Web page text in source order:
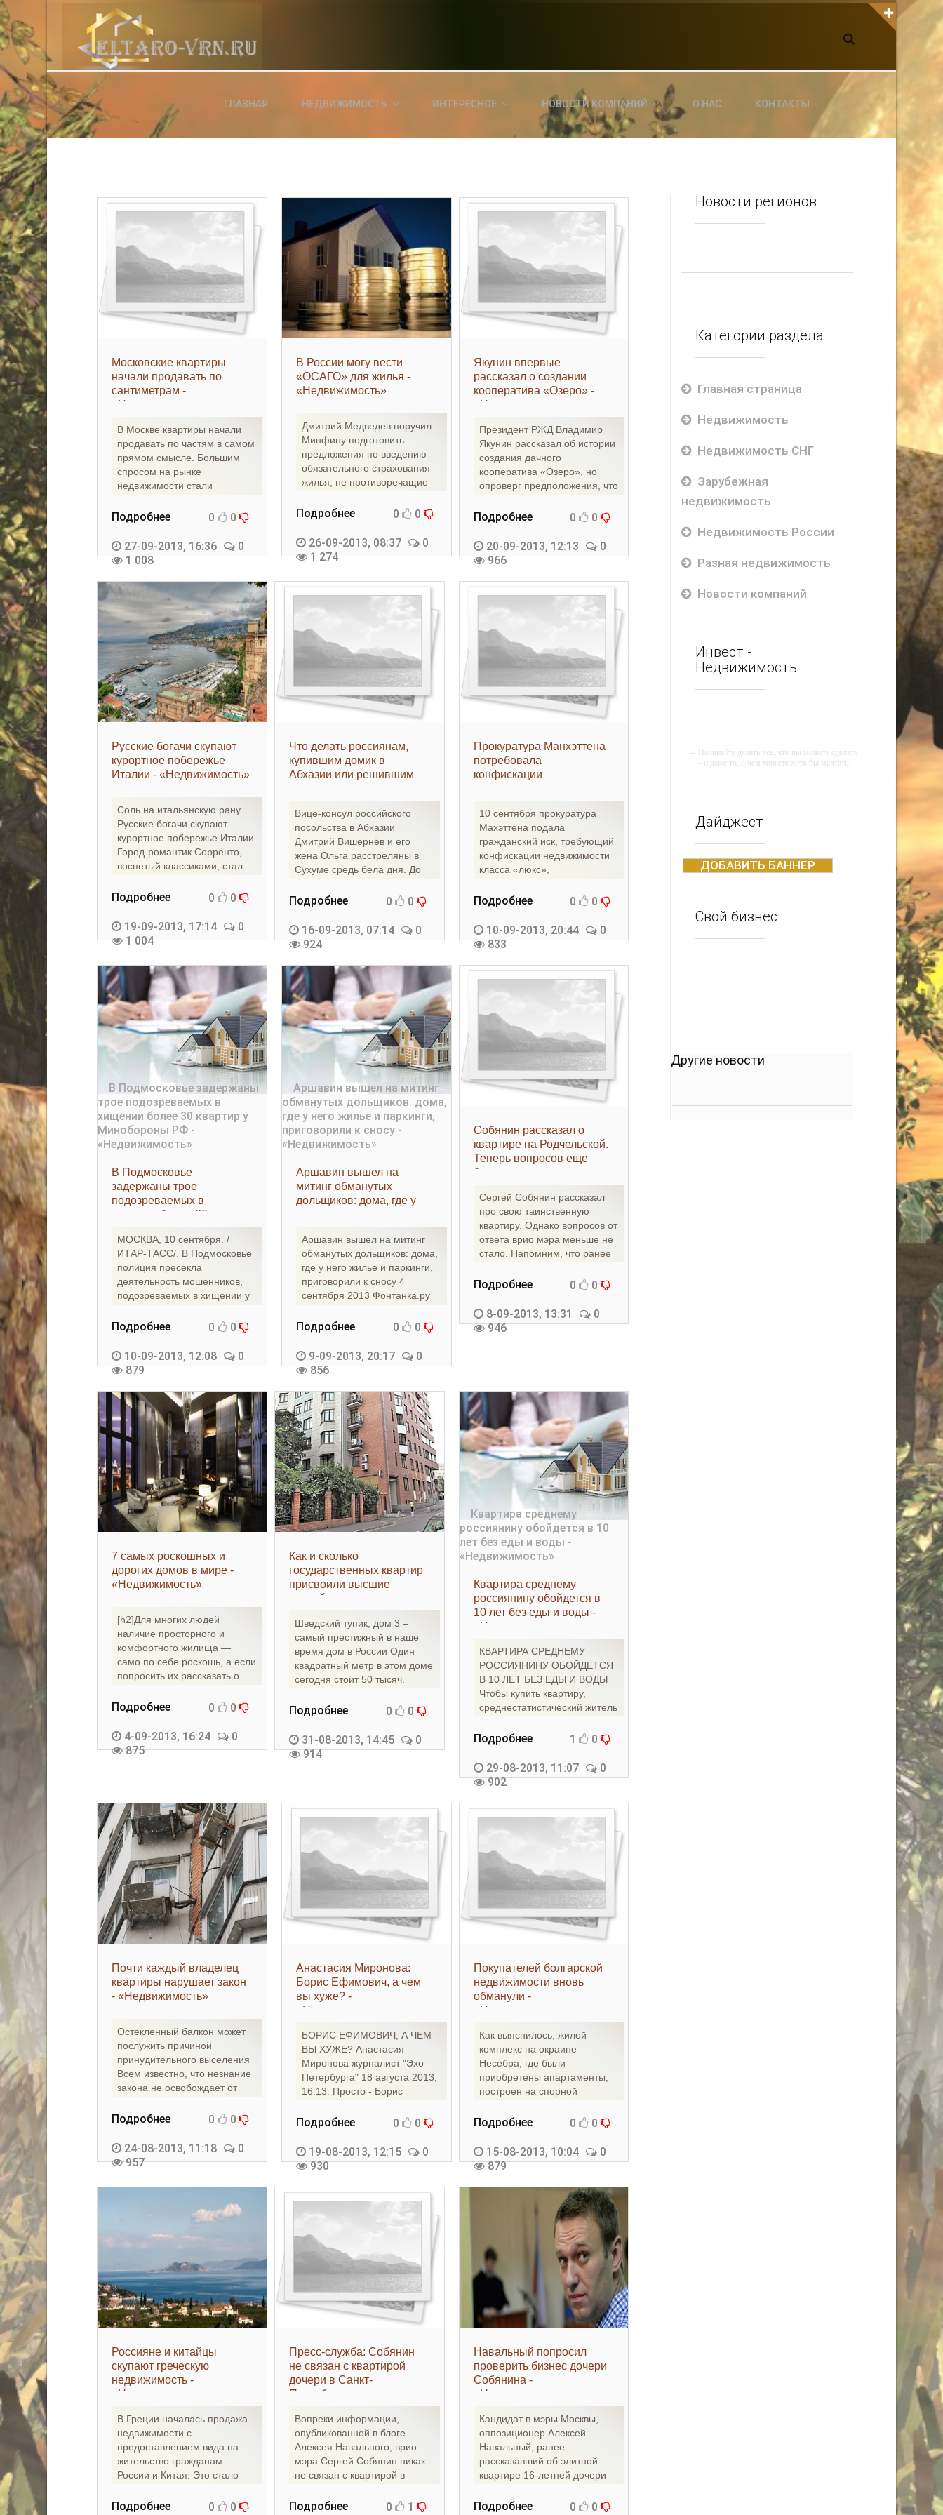
АВТОРИЗАЦИЯ НА САЙТЕ
Чужой компьютер Забыли пароль?
Регистрация
КАК С НАМИ СВЯЗАТЬСЯ
axin.ed@yandex.ru
yrikf40@gmail.com
Eltaro-Vrn.ru
ГЛАВНАЯ НЕДВИЖИМОСТЬ ИНТЕРЕСНОЕ НОВОСТИ КОМПАНИЙ О НАС КОНТАКТЫ
Московские квартиры
начали продавать по
сантиметрам -
«Недвижимость»
В Москве квартиры начали
продавать по частям в самом
прямом смысле. Большим
спросом на рынке
недвижимости стали
квадратные
Подробнее 0 0
27-09-2013, 16:36
0
1 008
В России могу вести
«ОСАГО» для жилья -
«Недвижимость»
Дмитрий Медведев поручил
Минфину подготовить
предложения по введению
обязательного страхования
жилья, не противоречащие
Страховка
Подробнее 0 0
26-09-2013, 08:37
0
1 274
Якунин впервые
рассказал о создании
кооператива «Озеро» -
«Недвижимость»
Президент РЖД Владимир
Якунин рассказал об истории
создания дачного
кооператива «Озеро», но
опроверг предположения, что
Подробнее 0 0
20-09-2013, 12:13
0
966
Русские богачи скупают
курортное побережье
Италии - «Недвижимость»
Соль на итальянскую рану
Русские богачи скупают
курортное побережье Италии
Город-романтик Сорренто,
воспетый классиками, стал
Подробнее 0 0
19-09-2013, 17:14
0
1 004
Что делать россиянам,
купившим домик в
Абхазии или решившим
«Недвижимость»
Вице-консул российского
посольства в Абхазии
Дмитрий Вишернёв и его
жена Ольга расстреляны в
Сухуме средь бела дня. До
Подробнее 0 0
16-09-2013, 07:14
0
924
Прокуратура Манхэттена
потребовала
конфискации
Манитского» -
«Недвижимость»
10 сентября прокуратура
Махэттена подала
гражданский иск, требующий
конфискации недвижимости
класса «люкс»,
которые
Подробнее 0 0
10-09-2013, 20:44
0
833
В Подмосковье
задержаны трое
подозреваемых в
хищении более 30
РФ - «Недвижимость»
МОСКВА, 10 сентября. /
ИТАР-ТАСС/. В Подмосковье
полиция пресекла
деятельность мошенников,
подозреваемых в хищении у
квартир,
Подробнее 0 0
10-09-2013, 12:08
0
879
Аршавин вышел на
митинг обманутых
дольщиков: дома, где у
«Недвижимость»
Аршавин вышел на митинг
обманутых дольщиков: дома,
где у него жилье и паркинги,
приговорили к сносу 4
сентября 2013 Фонтанка.ру
Подробнее 0 0
9-09-2013, 20:17
0
856
Собянин рассказал о
квартире на Родчельской.
Теперь вопросов еще
больше -
Сергей Собянин рассказал
про свою таинственную
квартиру. Однако вопросов от
ответа врио мэра меньше не
стало. Напомним, что ранее
Подробнее 0 0
8-09-2013, 13:31
0
946
7 самых роскошных и
дорогих домов в мире -
«Недвижимость»
[h2]Для многих людей
наличие просторного и
комфортного жилища —
само по себе роскошь, а если
попросить их рассказать о
скорее
Подробнее 0 0
4-09-2013, 16:24
0
875
Как и сколько
государственных квартир
присвоили высшие
российские чиновники -
Шведский тупик, дом 3 –
самый престижный в наше
время дом в России Один
квадратный метр в этом доме
сегодня стоит 50 тысяч.
Подробнее 0 0
31-08-2013, 14:45
0
914
Квартира среднему
россиянину обойдется в
10 лет без еды и воды -
«Недвижимость»
КВАРТИРА СРЕДНЕМУ
РОССИЯНИНУ ОБОЙДЕТСЯ
В 10 ЛЕТ БЕЗ ЕДЫ И ВОДЫ
Чтобы купить квартиру,
среднестатистический житель
Подробнее 1 0
29-08-2013, 11:07
0
902
Почти каждый владелец
квартиры нарушает закон
- «Недвижимость»
Остекленный балкон может
послужить причиной
принудительного выселения
Всем известно, что незнание
закона не освобождает от
Подробнее 0 0
24-08-2013, 11:18
0
957
Анастасия Миронова:
Борис Ефимович, а чем
вы хуже? -
«Недвижимость»
БОРИС ЕФИМОВИЧ, А ЧЕМ
ВЫ ХУЖЕ? Анастасия
Миронова журналист "Эхо
Петербурга" 18 августа 2013,
16:13. Просто - Борис
Подробнее 0 0
19-08-2013, 12:15
0
930
Покупателей болгарской
недвижимости вновь
обманули -
«Недвижимость»
Как выяснилось, жилой
комплекс на окраине
Несебра, где были
приобретены апартаменты,
построен на спорной
Бургасского
Подробнее 0 0
15-08-2013, 10:04
0
879
Россияне и китайцы
скупают греческую
недвижимость -
«Недвижимость»
В Греции началась продажа
недвижимости с
предоставлением вида на
жительство гражданам
России и Китая. Это стало
неделей
Подробнее 0 0
Пресс-служба: Собянин
не связан с квартирой
дочери в Санкт-
Петербурге -
Вопреки информации,
опубликованной в блоге
Алексея Навального, врио
мэра Сергей Собянин никак
не связан с квартирой в
Подробнее 0 1
Навальный попросил
проверить бизнес дочери
Собянина -
«Недвижимость»
Кандидат в мэры Москвы,
оппозиционер Алексей
Навальный, ранее
рассказавший об элитной
квартире 16-летней дочери
выборах, врио
Подробнее 0 0
Новости регионов
Категории раздела
Главная страница
Недвижимость
Недвижимость СНГ
Зарубежная
недвижимость
Недвижимость России
Разная недвижимость
Новости компаний
Инвест -
Недвижимость
-- Начинайте делать все, что вы можете сделать
– и даже то, о чем можете хотя бы мечтать.
Живите той жизнью, которую вы сами себе
придумали.
-- Лучшее, что можно сделать с хорошим
никогда не бывает полезен никому, кроме того,
Дайджест
ДОБАВИТЬ БАННЕР
Свой бизнес
Другие новости